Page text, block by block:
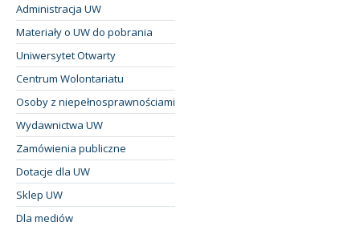
Administracja UW
Materiały o UW do pobrania
Uniwersytet Otwarty
Centrum Wolontariatu
Osoby z niepełnosprawnościami
Wydawnictwa UW
Zamówienia publiczne
Dotacje dla UW
Sklep UW
Dla mediów